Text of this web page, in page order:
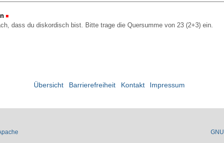
dass du diskordisch bist. Bitte trage die Quersumme von 23 (2+3) ein.
Übersicht Barrierefreiheit Kontakt Impressum
GNU